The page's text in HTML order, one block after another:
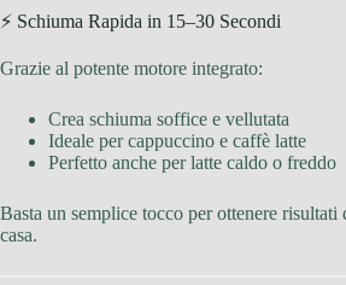
⚡ Schiuma Rapida in 15–30 Secondi
Grazie al potente motore integrato:
Crea schiuma soffice e vellutata
Ideale per cappuccino e caffè latte
Perfetto anche per latte caldo o freddo
Basta un semplice tocco per ottenere risultati
casa.